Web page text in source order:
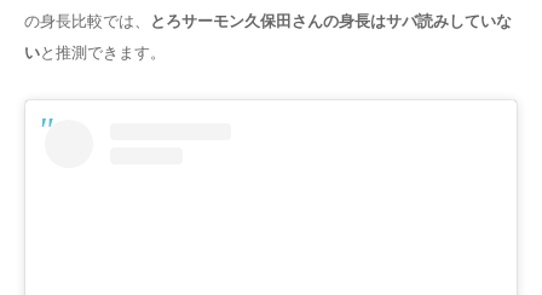
の身長比較では、
とろサーモン久保田さんの身長はサバ読みしていな
いと推測できます。